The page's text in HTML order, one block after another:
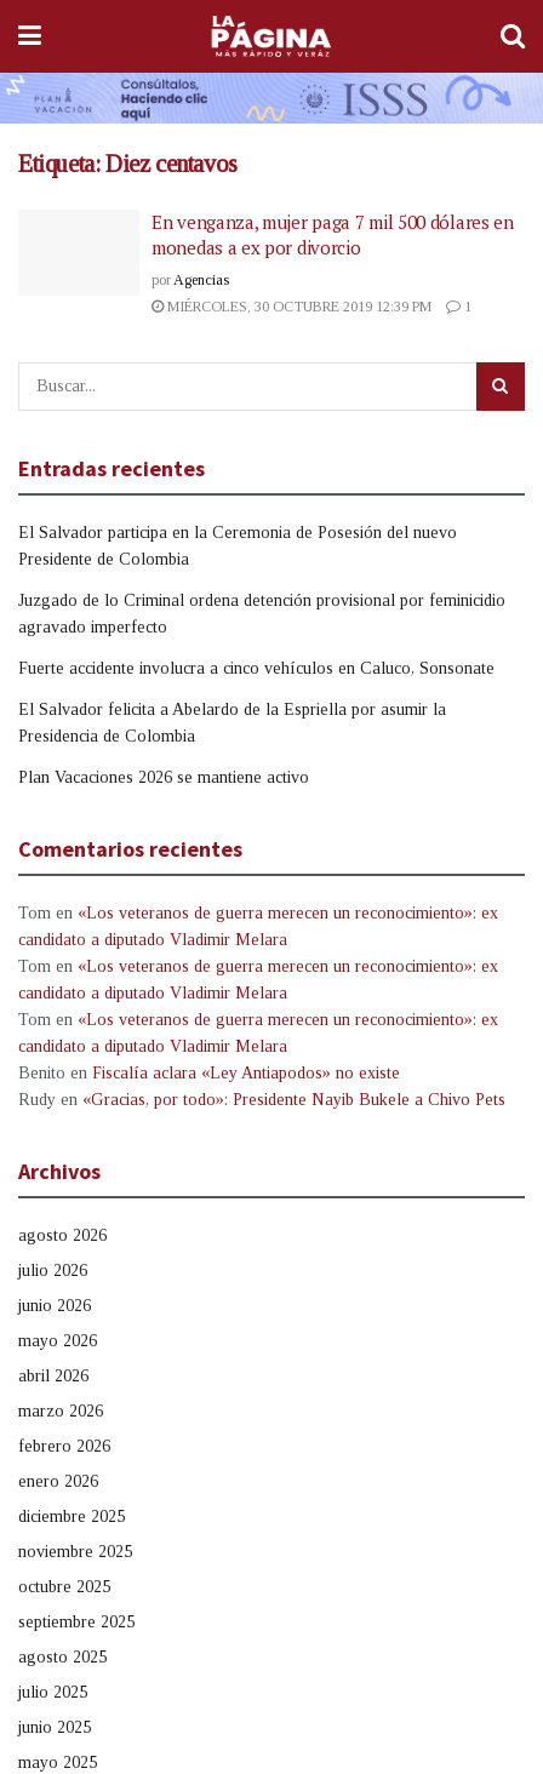
Etiqueta:Diez centavos
En venganza, mujer paga 7 mil 500 dólares en
monedas a ex por divorcio
por Agencias
MIÉRCOLES, 30 OCTUBRE 2019 12:39 PM
1
Entradas recientes
El Salvador participa en la Ceremonia de Posesión del nuevo
Presidente de Colombia
Juzgado de lo Criminal ordena detención provisional por feminicidio
agravado imperfecto
Fuerte accidente involucra a cinco vehículos en Caluco, Sonsonate
El Salvador felicita a Abelardo de la Espriella por asumir la
Presidencia de Colombia
Plan Vacaciones 2026 se mantiene activo
Comentarios recientes
Tom en «Los veteranos de guerra merecen un reconocimiento»: ex
candidato a diputado Vladimir Melara
Tom en «Los veteranos de guerra merecen un reconocimiento»: ex
candidato a diputado Vladimir Melara
Tom en «Los veteranos de guerra merecen un reconocimiento»: ex
candidato a diputado Vladimir Melara
Benito en Fiscalía aclara «Ley Antiapodos» no existe
Rudy en «Gracias, por todo»: Presidente Nayib Bukele a Chivo Pets
Archivos
agosto 2026
julio 2026
junio 2026
mayo 2026
abril 2026
marzo 2026
febrero 2026
enero 2026
diciembre 2025
noviembre 2025
octubre 2025
septiembre 2025
agosto 2025
julio 2025
junio 2025
mayo 2025